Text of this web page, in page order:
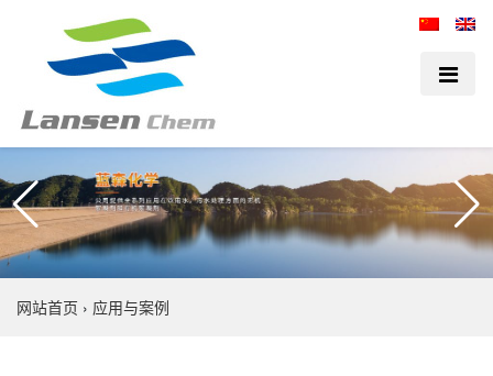
网站首页 › 应用与案例